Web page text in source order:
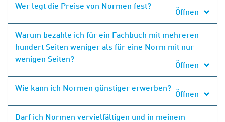
Wer legt die Preise von Normen fest?
Öffnen
Warum bezahle ich für ein Fachbuch mit mehreren
hundert Seiten weniger als für eine Norm mit nur
wenigen Seiten?
Öffnen
Wie kann ich Normen günstiger erwerben?
Öffnen
Darf ich Normen vervielfältigen und in meinem